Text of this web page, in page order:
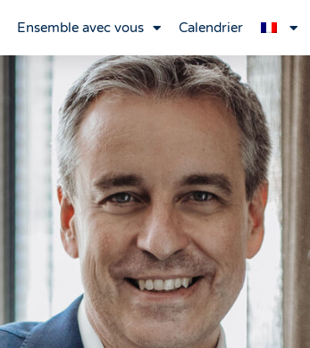
Ensemble avec vous Calendrier